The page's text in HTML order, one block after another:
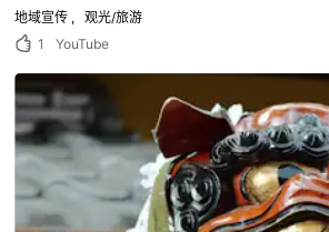
地域宣传
观光/旅游
1
YouTube